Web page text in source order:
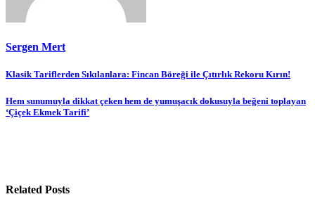
Sergen Mert
Yazı
gezinmesi
Klasik Tariflerden Sıkılanlara: Fincan Böreği ile Çıtırlık Rekoru Kırın!
Hem sunumuyla dikkat çeken hem de yumuşacık dokusuyla beğeni toplayan
‘Çiçek Ekmek Tarifi’
Related Posts